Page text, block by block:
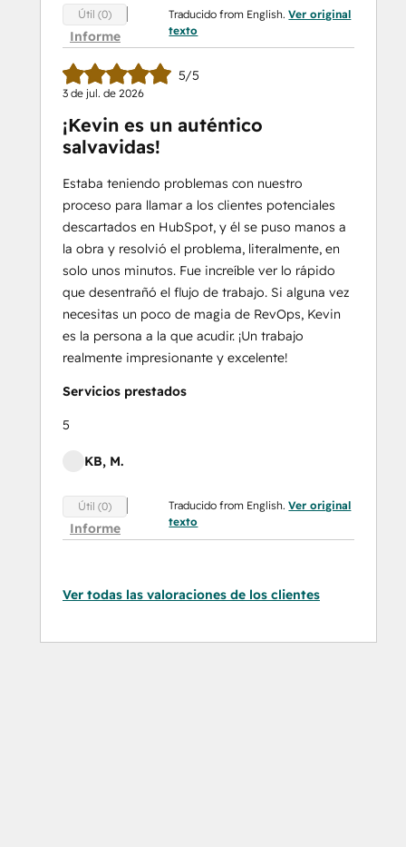
Útil (0)
Informe
Traducido from English.Ver original
texto
5/5
3 de jul. de 2026
¡Kevin es un auténtico
salvavidas!
Estaba teniendo problemas con nuestro
proceso para llamar a los clientes potenciales
descartados en HubSpot, y él se puso manos a
la obra y resolvió el problema, literalmente, en
solo unos minutos. Fue increíble ver lo rápido
que desentrañó el flujo de trabajo. Si alguna vez
necesitas un poco de magia de RevOps, Kevin
es la persona a la que acudir. ¡Un trabajo
realmente impresionante y excelente!
Servicios prestados
5
KB, M.
Útil (0)
Informe
Traducido from English.Ver original
texto
Ver todas las valoraciones de los clientes